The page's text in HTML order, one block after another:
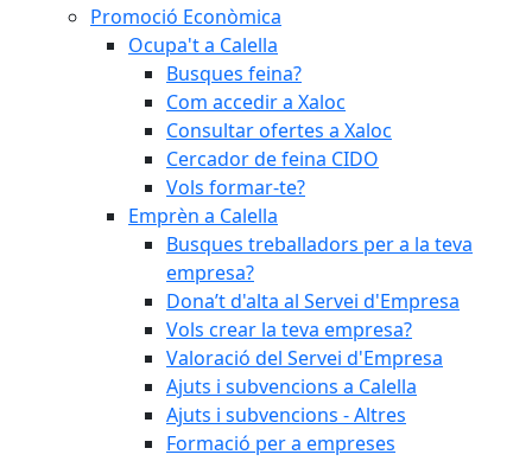
Promoció Econòmica
Ocupa't a Calella
Busques feina?
Com accedir a Xaloc
Consultar ofertes a Xaloc
Cercador de feina CIDO
Vols formar-te?
Emprèn a Calella
Busques treballadors per a la teva
empresa?
Dona’t d'alta al Servei d'Empresa
Vols crear la teva empresa?
Valoració del Servei d'Empresa
Ajuts i subvencions a Calella
Ajuts i subvencions - Altres
Formació per a empreses